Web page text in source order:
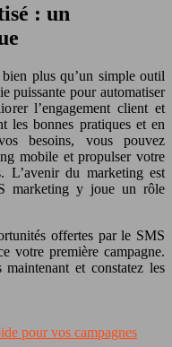
: un
plus qu’un simple outil
puissante pour automatiser
l’engagement client et
les bonnes pratiques et en
besoins, vous pouvez
mobile et propulser votre
L’avenir du marketing est
marketing y joue un rôle
offertes par le SMS
votre première campagne.
et constatez les
pour vos campagnes